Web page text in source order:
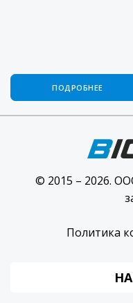
ПОДРОБНЕЕ
© 2015 – 2026.
Политика